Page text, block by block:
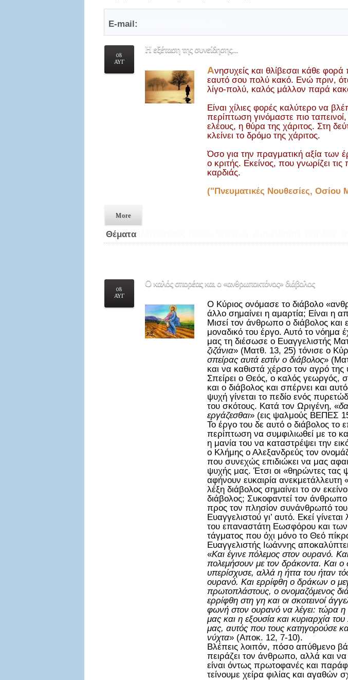
E-mail:
08
ΑΥΓ
Ηεξέταση της συνείδησης...
Ανησυχείς και θλίβεσαι κάθε φορά
εαυτό σου πολύ κακό. Ενώ πριν,
λίγο-πολύ, καλός μάλλον παρά
Είναι χίλιες φορές καλύτερο να
περίπτωση γινόμαστε πιο
ελέους, η θύρα της χάριτος. Στη
κλείνει το δρόμο της χάριτος.
Όσο για την πραγματική αξία των
ο κριτής. Εκείνος, που γνωρίζει
καρδιάς.
("Πνευματικές Νουθεσίες,
More
Θέματα
08
ΑΥΓ
Οκαλός σπορέας και ο «ανθρωποκτόνος» διάβολος
Ο Κύριος ονόμασε το διάβολο
άλλο σημαίνει η αμαρτία; Είναι
Μισεί τον άνθρωπο ο διάβολος και
μοναδικό του έργο. Αυτό το νόημα
μας τη διέσωσε ο Ευαγγελιστής
ζιζάνια» (Ματθ. 13, 25) τόνισε ο
σπείρας αυτά εστίν ο διάβολος»
και να καθιστά χέρσο τον αγρό
Σπείρει ο Θεός, ο καλός γεωργός,
και ο διάβολος και σπέρνει και
ψυχή γίνεται το πεδίο ενός
του σκότους. Κατά τον Ωριγένη, «
εργάζεσθαι» (εις ψαλμούς ΒΕΠΕΣ
Το έργο του δε αυτό ο διάβολος το
περίπτωση να συμφιλιωθεί με το
η μανία του να καταστρέψει την
ο Κλήμης ο Αλεξανδρεύς τον
που συνεχώς επιδιώκει να μας
ψυχής μας. Έτσι οι «θηρώντες
αφήνουν ευκαιρία ανεκμετάλλευτη
λέξη διάβολος σημαίνει το ον
διάβολος; Συκοφαντεί τον
προς τον πλησίον συνάνθρωπό
Ευαγγελιστού γι’ αυτό. Εκεί
του επαναστάτη Εωσφόρου και
τάγματος που όχι μόνο το Θεό
Ευαγγελιστής Ιωάννης
«Και έγινε πόλεμος στον ουρανό.
πολεμήσουν με τον δράκοντα. Και ο
υπερίσχυσε, αλλά η ήττα του ήταν
ουρανό. Και ερρίφθη ο δράκων ο
πρωτοπλάστους, ο ονομαζόμενος
ερρίφθη στη γη και οι σκοτεινοί
φωνή στον ουρανό να λέγει: τώρα η
μας και η εξουσία και κυριαρχία
μας, αυτός που τους κατηγορούσε
νύχτα» (Αποκ. 12, 7-10).
Βλέπεις λοιπόν, πόσο απύθμενο
πειράζει τον άνθρωπο, αλλά και
είναι όντως πρωτοφανές και
τείνουμε χείρα φιλίας και αγαθών